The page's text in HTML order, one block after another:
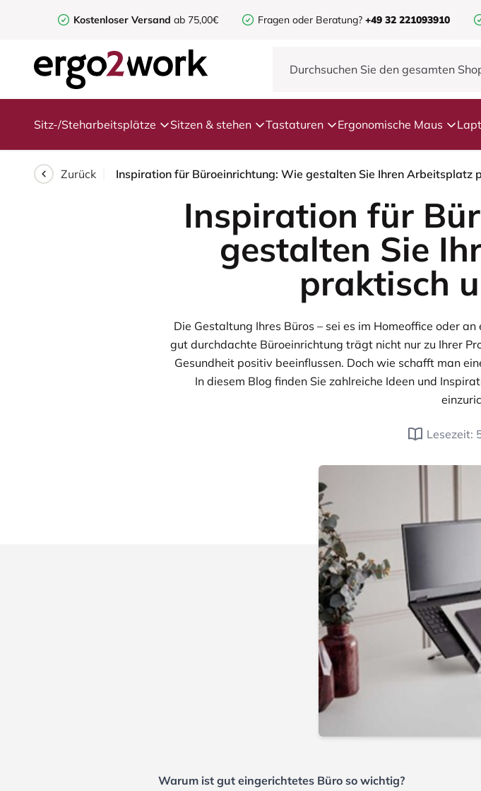
Kostenloser Versand ab 75,00€ Fragen oder Beratung? +49 32 221093910
Sitz-/Steharbeitsplätze Sitzen & stehen Tastaturen Ergonomische Maus
Zurück Inspiration für Büroeinrichtung: Wie gestalten Sie Ihren Arbeitsplatz
Inspiration für
gestalten Sie
praktisch
Die Gestaltung Ihres Büros – sei es im Homeoffice oder
gut durchdachte Büroeinrichtung trägt nicht nur zu Ihrer
Gesundheit positiv beeinflussen. Doch wie schafft man
In diesem Blog finden Sie zahlreiche Ideen und
Lesezeit:
Warum ist gut eingerichtetes Büro so wichtig?